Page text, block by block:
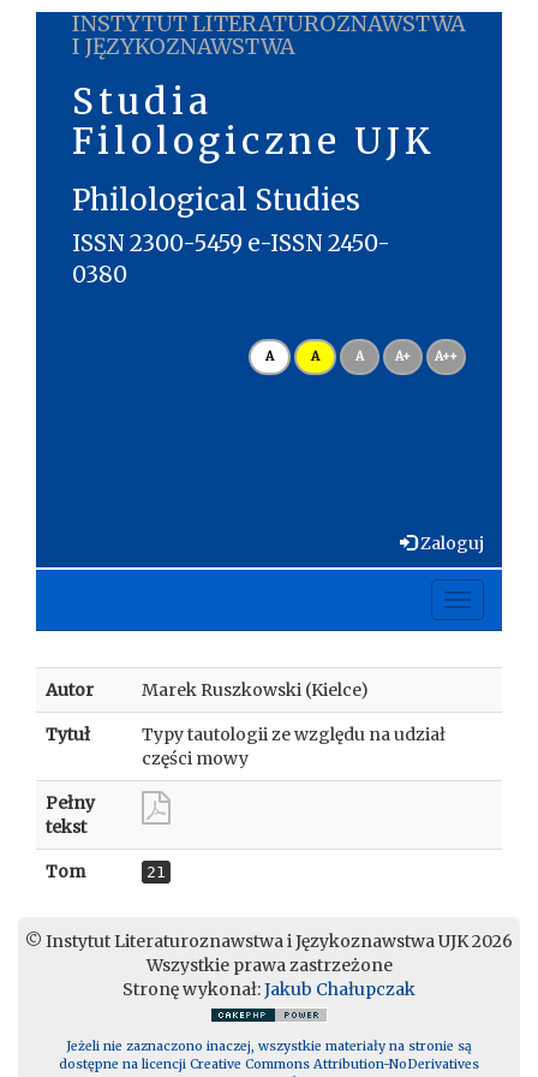
INSTYTUT LITERATUROZNAWSTWA
I JĘZYKOZNAWSTWA
Studia
Filologiczne UJK
Philological Studies
ISSN 2300-5459 e-ISSN 2450-
0380
A A A A+ A++
Zaloguj
Toggle
Autor Marek Ruszkowski (Kielce)
Tytuł
Typy tautologii ze względu na udział
części mowy
Pełny
tekst
Tom 21
© Instytut Literaturoznawstwa i Językoznawstwa UJK 2026
Wszystkie prawa zastrzeżone
Stronę wykonał:Jakub Chałupczak
Jeżeli nie zaznaczono inaczej, wszystkie materiały na stronie są
dostępne na licencji Creative Commons Attribution-NoDerivatives